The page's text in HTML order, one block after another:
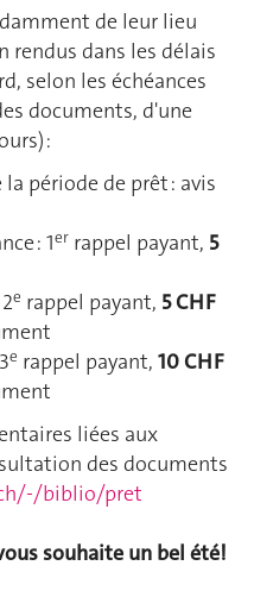
de leur lieu
rendus dans les délais
selon les échéances
documents, d'une
:
période de prêt : avis
: 1er rappel payant, 5
e rappel payant, 5 CHF
e rappel payant, 10 CHF
liées aux
des documents
biblio/pret
souhaite un bel été!